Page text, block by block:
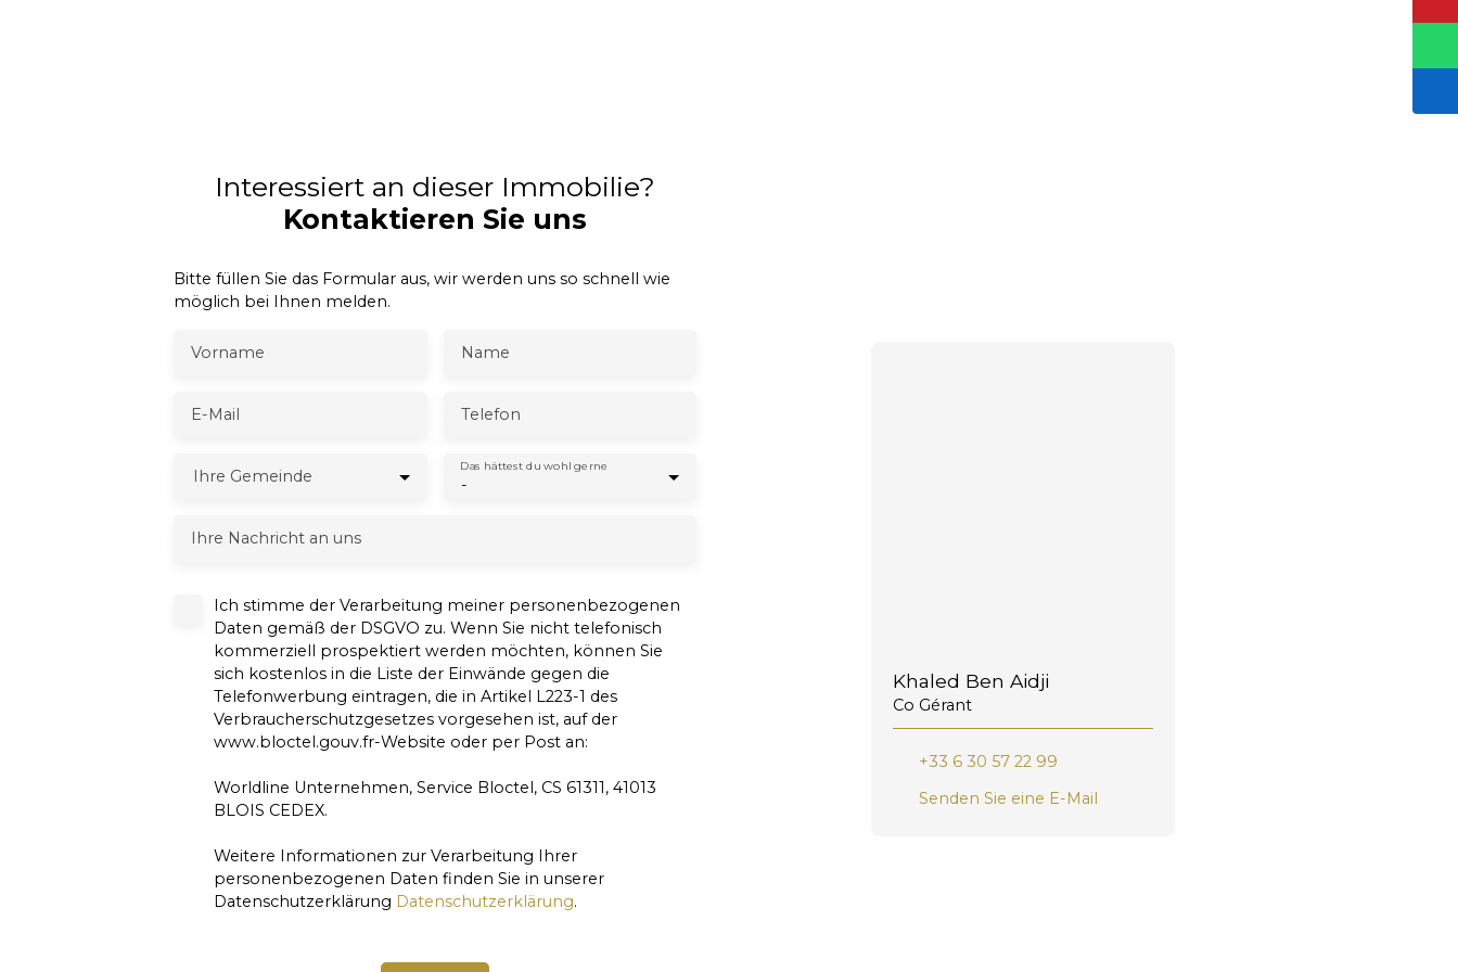
Interessiert an dieser Immobilie?
Kontaktieren Sie uns
Bitte füllen Sie das Formular aus, wir werden uns so schnell wie
möglich bei Ihnen melden.
Vorname Name
E-Mail Telefon
Ihre Gemeinde -
Das hättest du wohl gerne
Ihre Nachricht an uns
Ich stimme der Verarbeitung meiner personenbezogenen
Daten gemäß der DSGVO zu. Wenn Sie nicht telefonisch
kommerziell prospektiert werden möchten, können Sie
sich kostenlos in die Liste der Einwände gegen die
Telefonwerbung eintragen, die in Artikel L223-1 des
Verbraucherschutzgesetzes vorgesehen ist, auf der
www.bloctel.gouv.fr-Website oder per Post an:
Worldline Unternehmen, Service Bloctel, CS 61311, 41013
BLOIS CEDEX.
Weitere Informationen zur Verarbeitung Ihrer
personenbezogenen Daten finden Sie in unserer
Datenschutzerklärung Datenschutzerklärung.
Khaled Ben Aidji
Co Gérant
+33 6 30 57 22 99
Senden Sie eine E-Mail